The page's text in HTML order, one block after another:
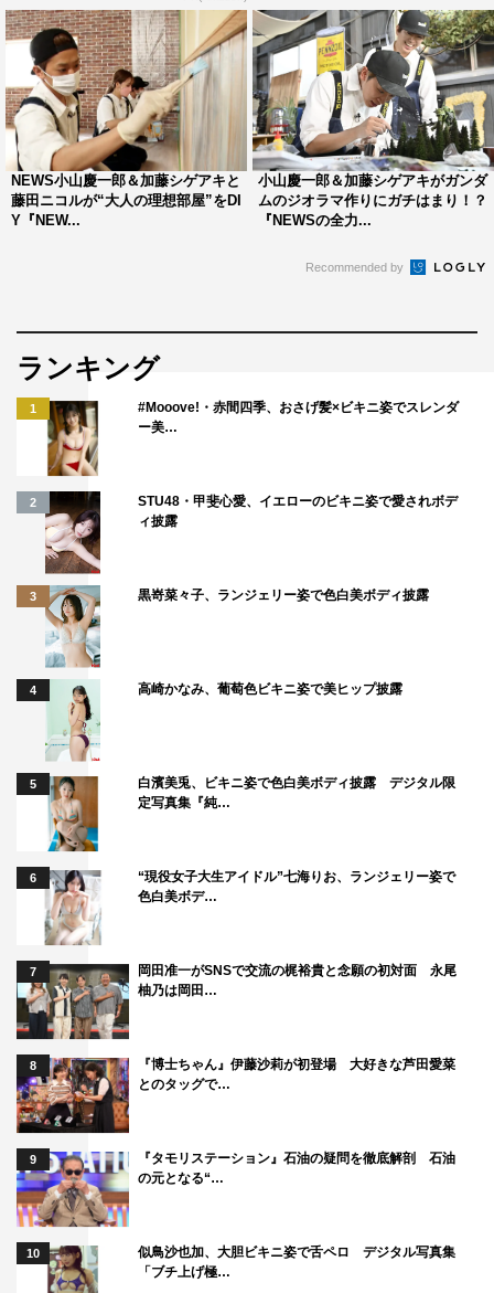
NEWS小山慶一郎＆加藤シゲアキと
藤田ニコルが“大人の理想部屋”をDI
Y『NEW...
小山慶一郎＆加藤シゲアキがガンダ
ムのジオラマ作りにガチはまり！？
『NEWSの全力...
Recommended by
ランキング
1
#Mooove!・赤間四季、おさげ髪×ビキニ姿でスレンダ
ー美…
2
STU48・甲斐心愛、イエローのビキニ姿で愛されボデ
ィ披露
3 黒嵜菜々子、ランジェリー姿で色白美ボディ披露
4 高崎かなみ、葡萄色ビキニ姿で美ヒップ披露
5
白濱美兎、ビキニ姿で色白美ボディ披露 デジタル限
定写真集『純…
6
“現役女子大生アイドル”七海りお、ランジェリー姿で
色白美ボデ…
7
岡田准一がSNSで交流の梶裕貴と念願の初対面 永尾
柚乃は岡田…
8
『博士ちゃん』伊藤沙莉が初登場 大好きな芦田愛菜
とのタッグで…
9
『タモリステーション』石油の疑問を徹底解剖 石油
の元となる“…
10
似鳥沙也加、大胆ビキニ姿で舌ペロ デジタル写真集
「ブチ上げ極…